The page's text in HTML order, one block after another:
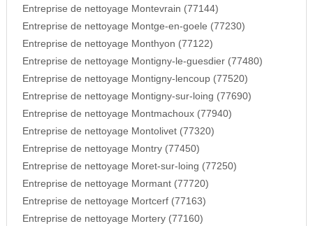
Entreprise de nettoyage Montevrain (77144)
Entreprise de nettoyage Montge-en-goele (77230)
Entreprise de nettoyage Monthyon (77122)
Entreprise de nettoyage Montigny-le-guesdier (77480)
Entreprise de nettoyage Montigny-lencoup (77520)
Entreprise de nettoyage Montigny-sur-loing (77690)
Entreprise de nettoyage Montmachoux (77940)
Entreprise de nettoyage Montolivet (77320)
Entreprise de nettoyage Montry (77450)
Entreprise de nettoyage Moret-sur-loing (77250)
Entreprise de nettoyage Mormant (77720)
Entreprise de nettoyage Mortcerf (77163)
Entreprise de nettoyage Mortery (77160)